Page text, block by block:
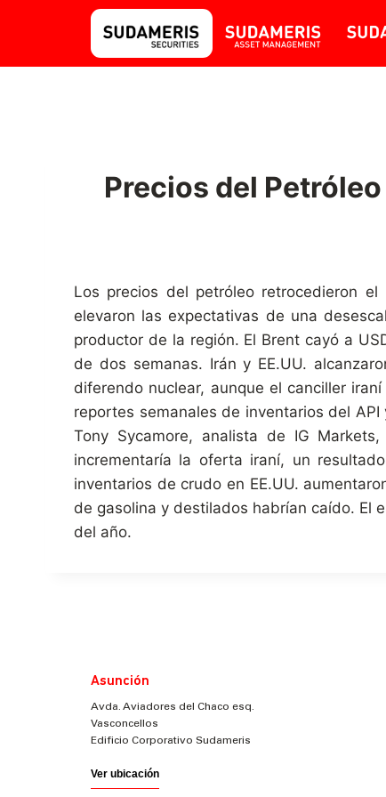
Precios del
Los precios del petróleo retrocedieron
elevaron las expectativas de una
productor de la región. El Brent cayó a
de dos semanas. Irán y EE.UU.
diferendo nuclear, aunque el canciller
reportes semanales de inventarios del
Tony Sycamore, analista de IG
incrementaría la oferta iraní, un
inventarios de crudo en EE.UU.
de gasolina y destilados habrían caído. El
del año.
Asunción
Avda. Aviadores del Chaco esq.
Vasconcellos
Edificio Corporativo Sudameris
Ver ubicación